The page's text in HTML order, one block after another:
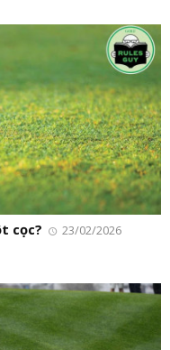
cọc? 23/02/2026